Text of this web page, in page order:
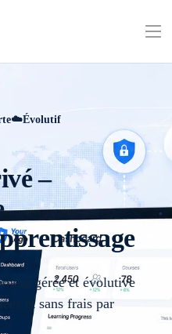
Évolutif
–
gérée et évolutive
et sans frais par